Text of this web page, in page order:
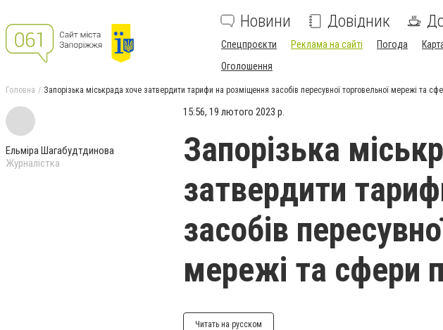
Новини Довідник
Спецпроєкти Реклама на сайті Погода
Оголошення
Головна Запорізька міськрада хоче затвердити тарифи на розміщення засобів пересувної торговельної мережі та
Ельміра Шагабудтдинова
Журналістка
15:56, 19 лютого 2023 р.
Запорізька
затвердити
засобів
мережі та сфери
Читать на русском